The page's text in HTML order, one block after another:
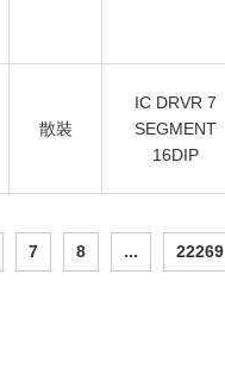
散裝
IC DRVR 7
SEGMENT
16DIP
7 8 ... 22269